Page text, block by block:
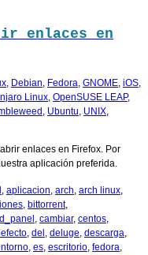
enlaces en
, Debian, Fedora, GNOME, iOS,
Linux, OpenSUSE LEAP,
, Ubuntu, UNIX,
enlaces en Firefox. Por
aplicación preferida.
, aplicacion, arch, arch linux,
, bittorrent,
, cambiar, centos,
, del , deluge, descarga,
, es, escritorio, fedora,